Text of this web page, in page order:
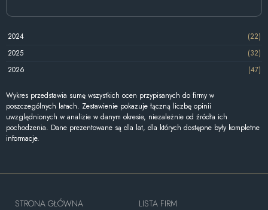
2024
(22)
2025
(32)
2026
(47)
Wykres przedstawia sumę wszystkich ocen przypisanych do firmy w
poszczególnych latach. Zestawienie pokazuje łączną liczbę opinii
uwzględnionych w analizie w danym okresie, niezależnie od źródła ich
pochodzenia. Dane prezentowane są dla lat, dla których dostępne były kompletne
informacje.
STRONA GŁÓWNA
LISTA FIRM